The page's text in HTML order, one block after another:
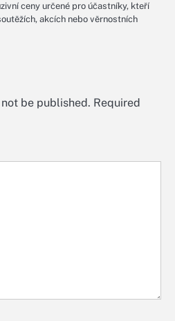
ceny určené pro účastníky, kteří
akcích nebo věrnostních
be published. Required